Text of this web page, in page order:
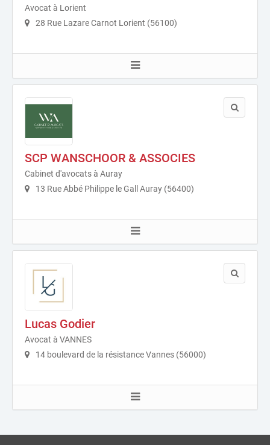
Avocat à Lorient
28 Rue Lazare Carnot Lorient (56100)
SCP WANSCHOOR & ASSOCIES
Cabinet d'avocats à Auray
13 Rue Abbé Philippe le Gall Auray (56400)
Lucas Godier
Avocat à VANNES
14 boulevard de la résistance Vannes (56000)